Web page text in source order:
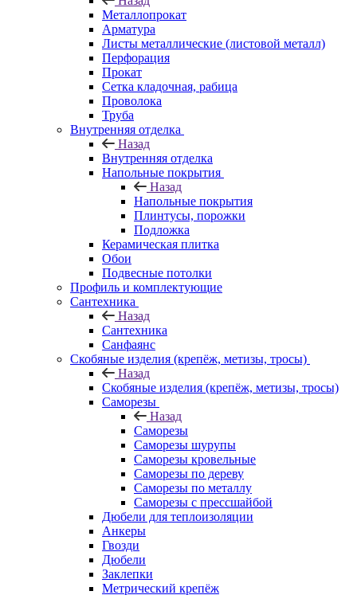
Металлопрокат
Арматура
Листы металлические (листовой металл)
Перфорация
Прокат
Сетка кладочная, рабица
Проволока
Труба
Внутренняя отделка
Назад
Внутренняя отделка
Напольные покрытия
Назад
Напольные покрытия
Плинтусы, порожки
Подложка
Керамическая плитка
Обои
Подвесные потолки
Профиль и комплектующие
Сантехника
Назад
Сантехника
Санфаянс
Скобяные изделия (крепёж, метизы, тросы)
Назад
Скобяные изделия (крепёж, метизы, тросы)
Саморезы
Назад
Саморезы
Саморезы шурупы
Саморезы кровельные
Саморезы по дереву
Саморезы по металлу
Саморезы с прессшайбой
Дюбели для теплоизоляции
Анкеры
Гвозди
Дюбели
Заклепки
Метрический крепёж